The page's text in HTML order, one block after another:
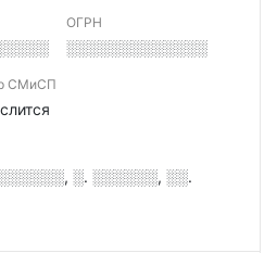
ОГРН
░░░░░░░░░░░░░
СМиСП
░. ░░░░░░, ░░.